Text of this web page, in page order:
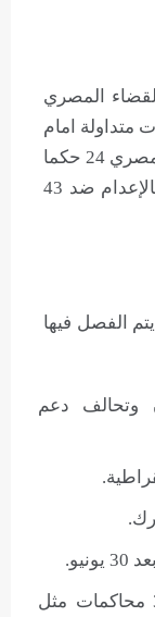
عام 2021 نظر القضاء المصري
بينهم 3 محاكمات متداولة امام
القضاء العسكري، بينما أصدر القضاء المصري 24 حكما
بالإدانة، 4 أحكام بالبراءة و 23 حكما بالإعدام ضد 43
ولم يتم الفصل فيها
وتحالف دعم
نظر القضاء العسكري 3 محاكمات مثل